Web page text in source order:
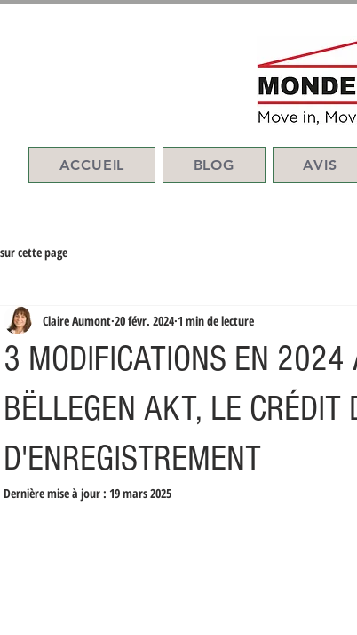
ACCUEIL BLOG AVIS
cette page
3 MODIFICATIONS EN 2024
BËLLEGEN AKT, LE
D'ENREGISTREMENT
Claire Aumont 20 févr. 2024 1 min de lecture
Dernière mise à jour : 19 mars 2025